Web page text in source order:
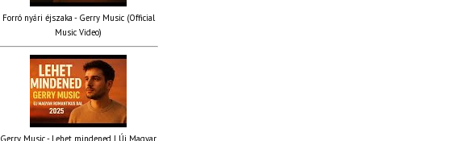
Forró nyári éjszaka - Gerry Music (Official
Music Video)
Gerry Music - Lehet mindened | Új Magyar